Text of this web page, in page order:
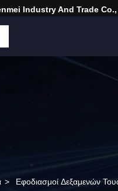
Industry And Trade
> Εφοδιασμοί Δεξαμενών